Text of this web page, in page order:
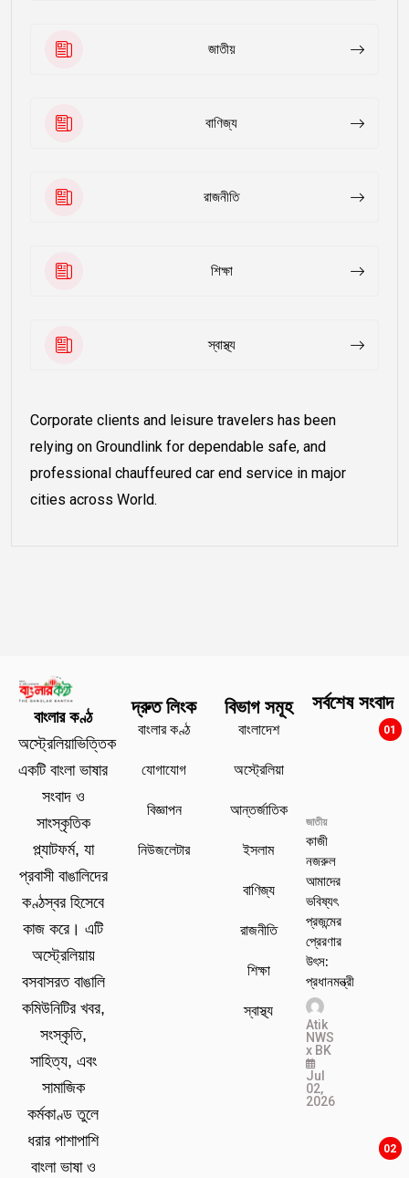
জাতীয়
বাণিজ্য
রাজনীতি
শিক্ষা
স্বাস্থ্য
Corporate clients and leisure travelers has been
relying on Groundlink for dependable safe, and
professional chauffeured car end service in major
cities across World.
বাংলার কণ্ঠ
অস্ট্রেলিয়াভিত্তিক
একটি বাংলা ভাষার
সংবাদ ও
সাংস্কৃতিক
প্ল্যাটফর্ম, যা
প্রবাসী বাঙালিদের
কণ্ঠস্বর হিসেবে
কাজ করে। এটি
অস্ট্রেলিয়ায়
বসবাসরত বাঙালি
কমিউনিটির খবর,
সংস্কৃতি,
সাহিত্য, এবং
সামাজিক
কর্মকাণ্ড তুলে
ধরার পাশাপাশি
বাংলা ভাষা ও
দ্রুত লিংক
বাংলার কণ্ঠ
যোগাযোগ
বিজ্ঞাপন
নিউজলেটার
বিভাগ সমূহ
বাংলাদেশ
অস্ট্রেলিয়া
আন্তর্জাতিক
ইসলাম
বাণিজ্য
রাজনীতি
শিক্ষা
স্বাস্থ্য
সর্বশেষ সংবাদ
01
জাতীয়
কাজী
নজরুল
আমাদের
ভবিষ্যৎ
প্রজন্মের
প্রেরণার
উৎস:
প্রধানমন্ত্রী
Atik
NWS
x BK
Jul
02,
2026
02